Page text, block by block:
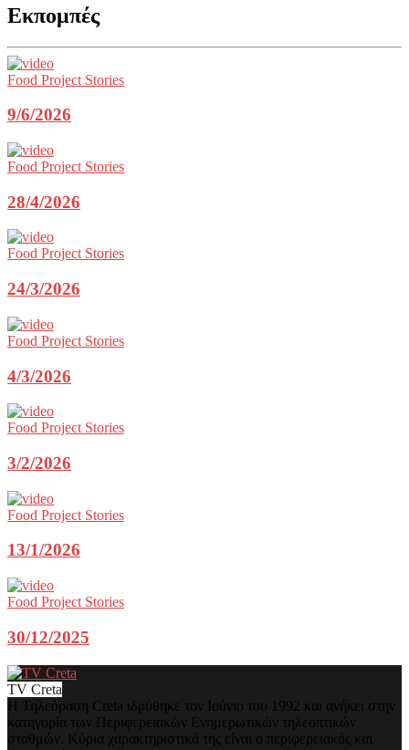
Εκπομπές
Food Project Stories
9/6/2026
Food Project Stories
28/4/2026
Food Project Stories
24/3/2026
Food Project Stories
4/3/2026
Food Project Stories
3/2/2026
Food Project Stories
13/1/2026
Food Project Stories
30/12/2025
TV Creta
Η Τηλεόραση Creta ιδρύθηκε τον Ιούνιο του 1992 και ανήκει στην
κατηγορία των Περιφερειακών Ενημερωτικών τηλεοπτικών
σταθμών. Κύρια χαρακτηριστικά της είναι ο περιφερειακός και